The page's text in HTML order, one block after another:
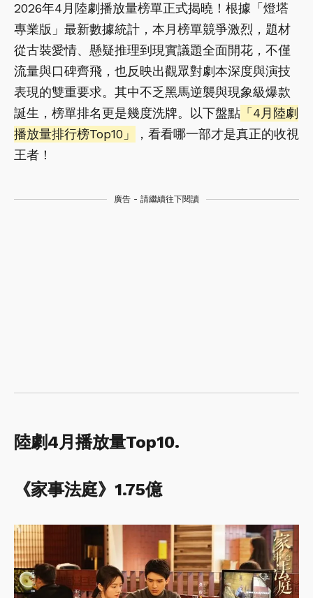
2026年4月陸劇播放量榜單正式揭曉！根據「燈塔
專業版」最新數據統計，本月榜單競爭激烈，題材
從古裝愛情、懸疑推理到現實議題全面開花，不僅
流量與口碑齊飛，也反映出觀眾對劇本深度與演技
表現的雙重要求。其中不乏黑馬逆襲與現象級爆款
誕生，榜單排名更是幾度洗牌。以下盤點 「4月陸劇
播放量排行榜Top10」
，看看哪一部才是真正的收視
王者！
廣告 - 請繼續往下閱讀
陸劇4月播放量Top10.
《家事法庭》1.75億